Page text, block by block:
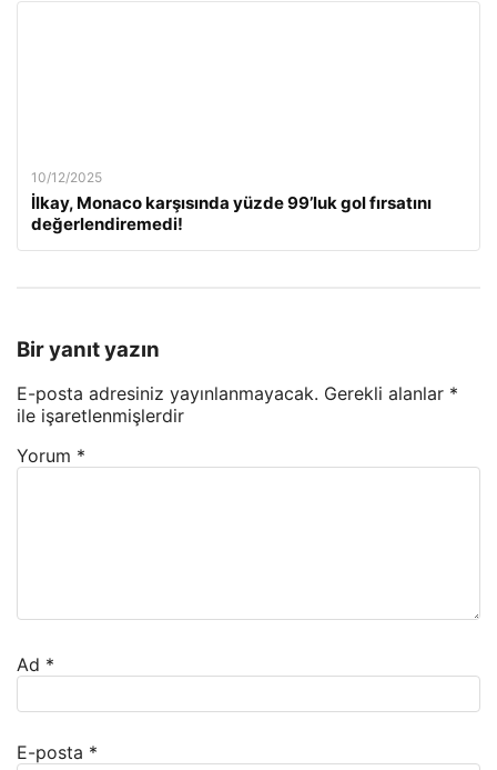
10/12/2025
İlkay, Monaco karşısında yüzde 99’luk gol fırsatını
değerlendiremedi!
Bir yanıt yazın
E-posta adresiniz yayınlanmayacak. Gerekli alanlar *
ile işaretlenmişlerdir
Yorum *
Ad *
E-posta *